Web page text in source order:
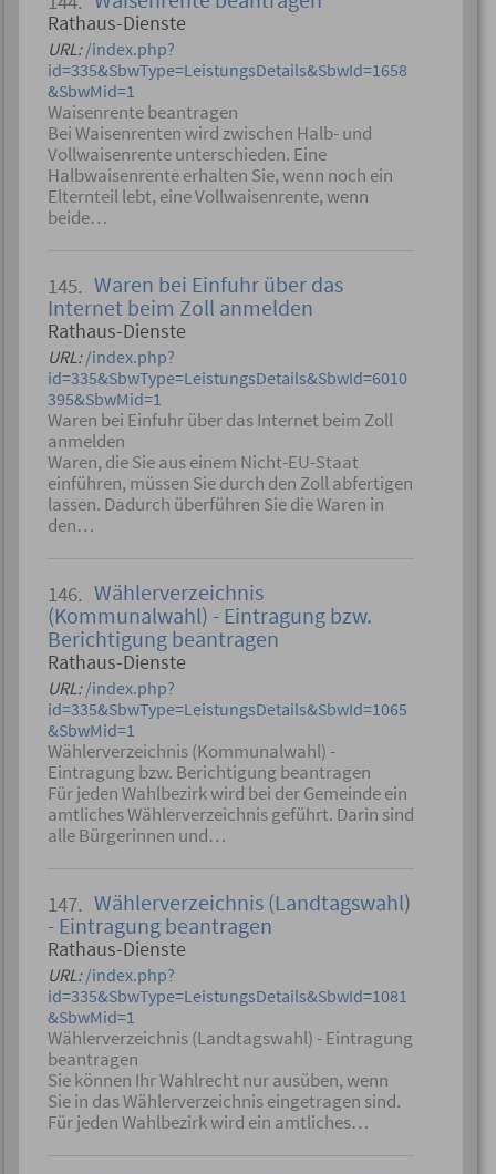
Rathaus-Dienste
URL: /index.php?
id=335&SbwType=LeistungsDetails&SbwId=1658
&SbwMid=1
Waisenrente beantragen
Bei Waisenrenten wird zwischen Halb- und
Vollwaisenrente unterschieden. Eine
Halbwaisenrente erhalten Sie, wenn noch ein
Elternteil lebt, eine Vollwaisenrente, wenn
beide…
145. Waren bei Einfuhr über das
Internet beim Zoll anmelden
Rathaus-Dienste
URL: /index.php?
id=335&SbwType=LeistungsDetails&SbwId=6010
395&SbwMid=1
Waren bei Einfuhr über das Internet beim Zoll
anmelden
Waren, die Sie aus einem Nicht-EU-Staat
einführen, müssen Sie durch den Zoll abfertigen
lassen. Dadurch überführen Sie die Waren in
den…
146. Wählerverzeichnis
(Kommunalwahl) - Eintragung bzw.
Berichtigung beantragen
Rathaus-Dienste
URL: /index.php?
id=335&SbwType=LeistungsDetails&SbwId=1065
&SbwMid=1
Wählerverzeichnis (Kommunalwahl) -
Eintragung bzw. Berichtigung beantragen
Für jeden Wahlbezirk wird bei der Gemeinde ein
amtliches Wählerverzeichnis geführt. Darin sind
alle Bürgerinnen und…
147. Wählerverzeichnis (Landtagswahl)
- Eintragung beantragen
Rathaus-Dienste
URL: /index.php?
id=335&SbwType=LeistungsDetails&SbwId=1081
&SbwMid=1
Wählerverzeichnis (Landtagswahl) - Eintragung
beantragen
Sie können Ihr Wahlrecht nur ausüben, wenn
Sie in das Wählerverzeichnis eingetragen sind.
Für jeden Wahlbezirk wird ein amtliches…